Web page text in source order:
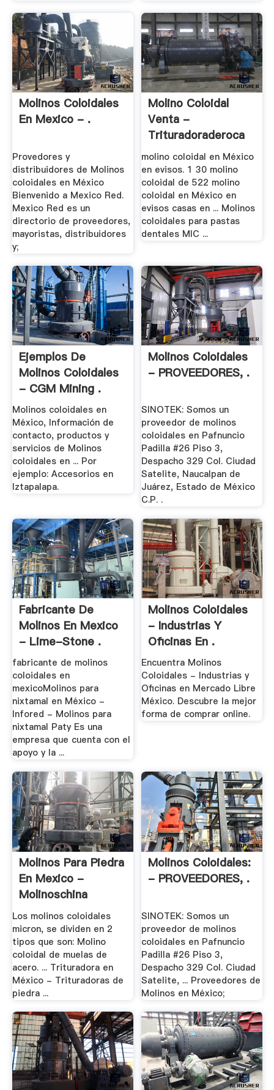
Molinos Coloidales
En Mexico - .
Provedores y
distribuidores de Molinos
coloidales en México
Bienvenido a Mexico Red.
Mexico Red es un
directorio de proveedores,
mayoristas, distribuidores
y;
Molino Coloidal
Venta -
Trituradoraderoca
molino coloidal en México
en evisos. 1 30 molino
coloidal de 522 molino
coloidal en México en
evisos casas en ... Molinos
coloidales para pastas
dentales MIC ...
Ejemplos De
Molinos Coloidales
- CGM Mining .
Molinos coloidales en
México, Información de
contacto, productos y
servicios de Molinos
coloidales en ... Por
ejemplo: Accesorios en
Iztapalapa.
Molinos Coloidales
- PROVEEDORES, .
SINOTEK: Somos un
proveedor de molinos
coloidales en Pafnuncio
Padilla #26 Piso 3,
Despacho 329 Col. Ciudad
Satelite, Naucalpan de
Juárez, Estado de México
C.P. .
Fabricante De
Molinos En Mexico
- Lime-Stone .
fabricante de molinos
coloidales en
mexicoMolinos para
nixtamal en México -
Infored - Molinos para
nixtamal Paty Es una
empresa que cuenta con el
apoyo y la ...
Molinos Coloidales
- Industrias Y
Oficinas En .
Encuentra Molinos
Coloidales - Industrias y
Oficinas en Mercado Libre
México. Descubre la mejor
forma de comprar online.
Molinos Para Piedra
En Mexico -
Molinoschina
Los molinos coloidales
micron, se dividen en 2
tipos que son: Molino
coloidal de muelas de
acero. ... Trituradora en
México - Trituradoras de
piedra ...
Molinos Coloidales:
- PROVEEDORES, .
SINOTEK: Somos un
proveedor de molinos
coloidales en Pafnuncio
Padilla #26 Piso 3,
Despacho 329 Col. Ciudad
Satelite, ... Proveedores de
Molinos en México;